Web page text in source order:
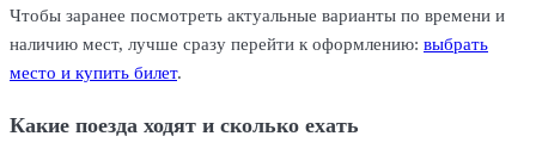
Чтобы заранее посмотреть актуальные варианты по времени и
наличию мест, лучше сразу перейти к оформлению: выбрать
место и купить билет.
Какие поезда ходят и сколько ехать